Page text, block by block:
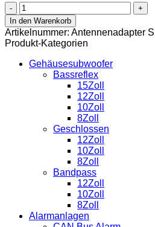
Dietz
Antennenadapter
SMA
Buchse
-
CRC-
In den Warenkorb
Artikelnummer: Antennenadapter
Produkt-Kategorien
Gehäusesubwoofer
Bassreflex
15Zoll
12Zoll
10Zoll
8Zoll
Geschlossen
12Zoll
10Zoll
8Zoll
Bandpass
12Zoll
10Zoll
8Zoll
Alarmanlagen